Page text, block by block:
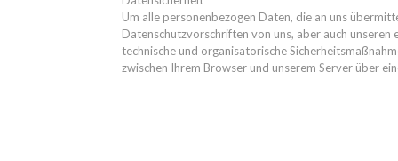
Um alle personenbezogen Daten, die an uns
Datenschutzvorschriften von uns, aber auch
technische und organisatorische
zwischen Ihrem Browser und unserem Server über